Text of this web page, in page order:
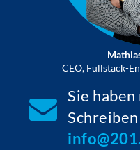
CEO, Fullstack-
Sie haben